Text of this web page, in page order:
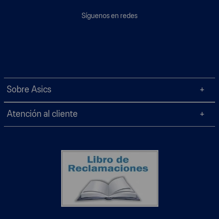
Síguenos en redes
Sobre Asics
Atención al cliente